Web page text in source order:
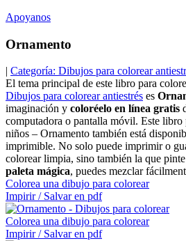
Apoyanos
Ornamento
| Categoría: Dibujos para colorear
El tema principal de este libro para
Dibujos para colorear antiestrés es
imaginación y coloréelo en línea gratis
computadora o pantalla móvil. Este libro
niños – Ornamento también está
imprimible. No solo puede imprimir o
colorear limpia, sino también la que
paleta mágica, puedes mezclar
Colorea una dibujo para colorear
Impirir / Salvar en pdf
Colorea una dibujo para colorear
Impirir / Salvar en pdf